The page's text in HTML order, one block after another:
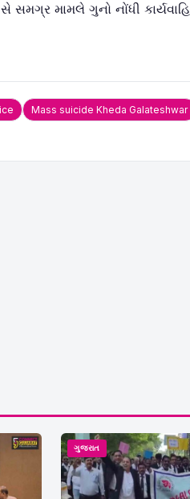
સમગ્ર મામલે ગુનો નોંધી કાર્યવાહિ
Mass suicide Kheda Galateshwar
ગુજરાત